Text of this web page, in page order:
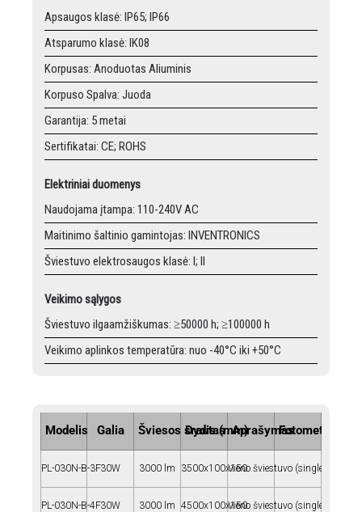
Apsaugos klasė: IP65; IP66
Atsparumo klasė: IK08
Korpusas: Anoduotas Aliuminis
Korpuso Spalva: Juoda
Garantija: 5 metai
Sertifikatai: CE; ROHS
Elektriniai duomenys
Naudojama įtampa: 110-240V AC
Maitinimo šaltinio gamintojas: INVENTRONICS
Šviestuvo elektrosaugos klasė: I; II
Veikimo sąlygos
Šviestuvo ilgaamžiškumas: ≥50000 h; ≥100000 h
Veikimo aplinkos temperatūra: nuo -40°C iki +50°C
Modelis Galia Šviesos srautas
Dydis (mm)AprašymasFotometrija
PL-030N-B-3F30W 3000 lm 3500x100x150Vieno šviestuvo (single)
PL-030N-B-4F30W 3000 lm 4500x100x150Vieno šviestuvo (single)